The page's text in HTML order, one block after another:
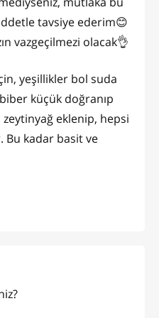
tavsiye ederim😊
vazgeçilmezi olacak👌
yeşillikler bol suda
biber küçük doğranıp
eklenip, hepsi
Bu kadar basit ve